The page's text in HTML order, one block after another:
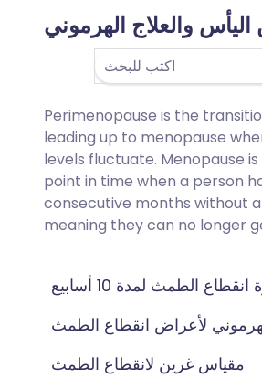
والعلاج الهرموني
Perimenopause is the
leading up to menopause
levels fluctuate. Menopause
point in time when a person
consecutive months without
meaning they can no longer
الطمث لمدة 10 أسابيع
لأعراض انقطاع الطمث
مقياس غرين لانقطاع الطمث